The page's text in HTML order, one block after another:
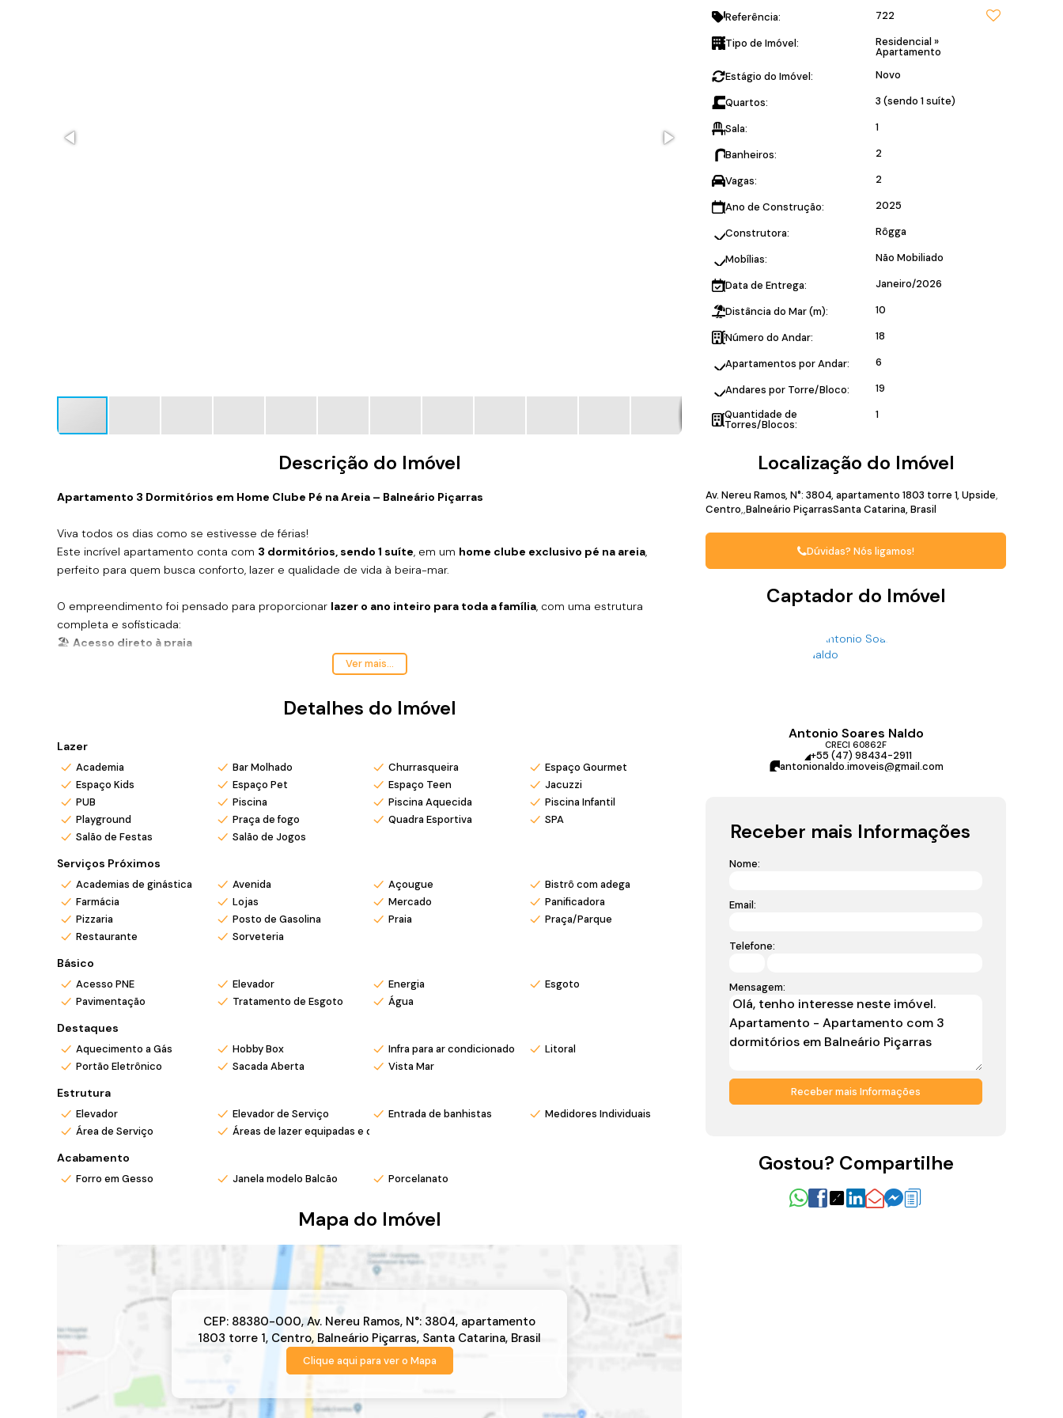
Descrição do Imóvel
Apartamento 3 Dormitórios em Home Clube Pé na Areia – Balneário Piçarras
Viva todos os dias como se estivesse de férias!
Este incrível apartamento conta com 3 dormitórios, sendo 1 suíte, em um home clube exclusivo pé na areia,
perfeito para quem busca conforto, lazer e qualidade de vida à beira-mar.
O empreendimento foi pensado para proporcionar lazer o ano inteiro para toda a família, com uma estrutura
completa e sofisticada:
🏖 Acesso direto à praia
🍷Espaços gourmet
🌴 E muito mais para você aproveitar cada momento
Tudo isso em Balneário Piçarras , uma das praias mais desejadas do litoral catarinense, unindo tranquilidade,
valorização imobiliária e excelente qualidade de vida.
📍 Ideal para morar, veranear ou investir.
✨ Seu novo estilo de vida começa aqui!
*Valor e disponibilidade sujeito a confirmação.
*Atendemos também em finais de semana e feriados com pré agendamento.
*Ligue ou envie WhatsApp (47) 9 9705-6188. Siga nosso Instagram @mar_negocios.imobiliarios
Ver mais...
Detalhes do Imóvel
Lazer
Academia Bar Molhado Churrasqueira
Espaço Gourmet
Espaço Kids
Espaço Pet Espaço Teen
Jacuzzi
PUB
Piscina Piscina Aquecida
Piscina Infantil
Playground
Praça de fogo Quadra Esportiva
SPA
Salão de Festas
Salão de Jogos
Serviços Próximos
Academias de ginástica Avenida Açougue
Bistrô com adega
Farmácia
Lojas Mercado
Panificadora
Pizzaria
Posto de Gasolina Praia
Praça/Parque
Restaurante
Sorveteria
Básico
Acesso PNE Elevador Energia
Esgoto
Pavimentação
Tratamento de Esgoto Água
Destaques
Aquecimento a Gás Hobby Box Infra para ar condicionado
Litoral
Portão Eletrônico
Sacada Aberta Vista Mar
Estrutura
Elevador Elevador de Serviço Entrada de banhistas
Medidores Individuais
Área de Serviço
Áreas de lazer equipadas e decoradas
Acabamento
Forro em Gesso Janela modelo Balcão Porcelanato
Mapa do Imóvel
CEP: 88380-000,Av. Nereu Ramos, N°: 3804, apartamento
1803 torre 1, Centro, Balneário Piçarras, Santa Catarina, Brasil
Clique aqui para ver o Mapa
Referência: 722
Tipo de Imóvel: Residencial »
Apartamento
Estágio do Imóvel:
Novo
Quartos: 3 (sendo 1 suíte)
Sala: 1
Banheiros: 2
Vagas: 2
Ano de Construção: 2025
Construtora: Rôgga
Mobílias: Não Mobiliado
Data de Entrega: Janeiro/2026
Distância do Mar (m): 10
Número do Andar: 18
Apartamentos por Andar: 6
Andares por Torre/Bloco:
19
Quantidade de
Torres/Blocos:
1
Localização do Imóvel
Av. Nereu Ramos, N°: 3804, apartamento 1803 torre 1, Upside
Centro Balneário PiçarrasSanta Catarina, Brasil
Dúvidas? Nós ligamos!
Captador do Imóvel
Antonio Soares Naldo
CRECI 60862F
+55 (47) 98434-2911
antonionaldo.imoveis@gmail.com
Receber mais Informações
Nome:
Email:
Telefone:
Mensagem:
Gostou? Compartilhe